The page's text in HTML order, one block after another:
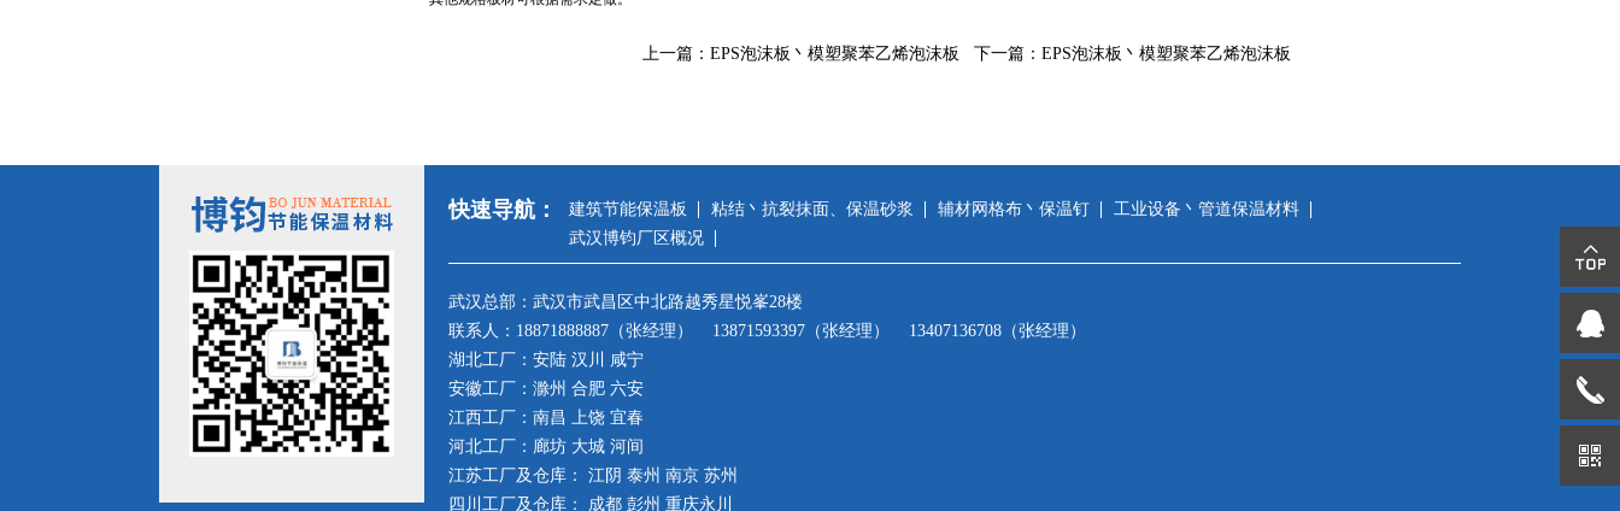
上一篇： EPS泡沫板丶模塑聚苯乙烯泡沫板 下一篇： EPS泡沫板丶模塑聚苯乙烯泡沫板
快速导航： 建筑节能保温板 粘结丶抗裂抹面、保温砂浆 辅材网格布丶保温钉
工业设备丶管道保温材料
武汉博钧厂区概况
武汉总部：武汉市武昌区中北路越秀星悦峯28楼
联系人：18871888887（张经理） 13871593397（张经理） 13407136708（张经理）
湖北工厂：安陆 汉川 咸宁
安徽工厂：滁州 合肥 六安
江西工厂：南昌 上饶 宜春
河北工厂：廊坊 大城 河间
江苏工厂及仓库： 江阴 泰州 南京 苏州
四川工厂及仓库： 成都 彭州 重庆永川